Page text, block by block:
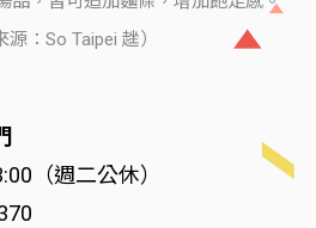
源：So Taipei 趖）
（週二公休）